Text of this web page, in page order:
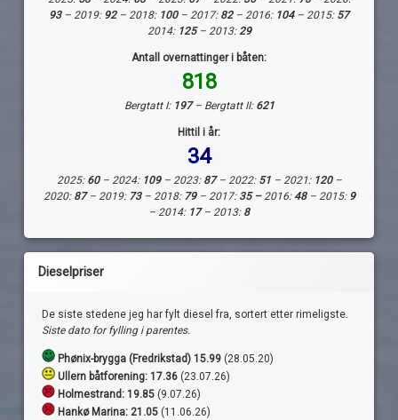
93– 2019: 92– 2018: 100 – 2017: 82– 2016: 104– 2015: 57
2014: 125– 2013:29
Antall overnattinger i båten:
818
Bergtatt I: 197– Bergtatt II: 621
Hittil i år:
34
2025: 60– 2024: 109– 2023: 87– 2022: 51– 2021: 120–
2020: 87– 2019: 73– 2018: 79– 2017: 35 –2016:48– 2015: 9
– 2014: 17– 2013: 8
Dieselpriser
De siste stedene jeg har fylt diesel fra, sortert etter rimeligste.
Siste dato for fylling i parentes.
Phønix-brygga (Fredrikstad) 15.99 (28.05.20)
Ullern båtforening: 17.36 (23.07.26)
Holmestrand: 19.85 (9.07.26)
Hankø Marina: 21.05 (11.06.26)